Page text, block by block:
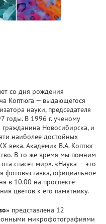
со дня рождения
Коптюга — выдающегося
науки, председателя
В 1996 г. ученому
Новосибирска, и
наиболее достойных
века. Академик В.А. Коптюг
В то же время мы помним
спасет мир». «Наука — это
фотовыставка, официальное
в 10.00 на проспекте
цветов к его памятнику.
представлена 12
микрофотографиями